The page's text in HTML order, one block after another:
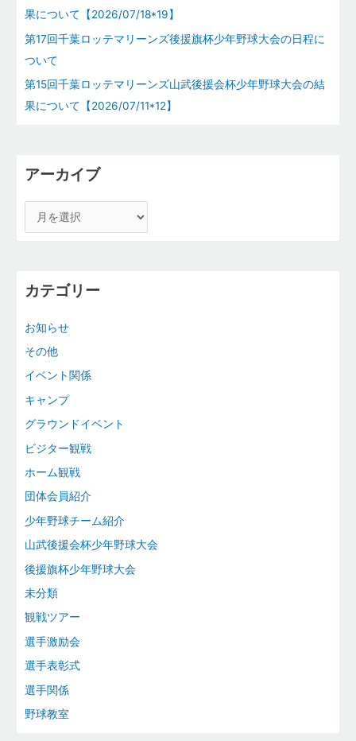
果について【2026/07/18*19】
第17回千葉ロッテマリーンズ後援旗杯少年野球大会の日程に
ついて
第15回千葉ロッテマリーンズ山武後援会杯少年野球大会の結
果について【2026/07/11*12】
アーカイブ
カテゴリー
お知らせ
その他
イベント関係
キャンプ
グラウンドイベント
ビジター観戦
ホーム観戦
団体会員紹介
少年野球チーム紹介
山武後援会杯少年野球大会
後援旗杯少年野球大会
未分類
観戦ツアー
選手激励会
選手表彰式
選手関係
野球教室